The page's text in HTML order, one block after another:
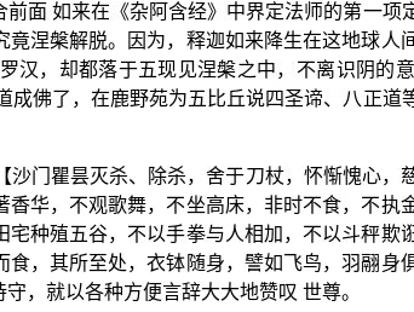
面 如来在《杂阿含经》中界定法师的第一项
涅槃解脱。因为，释迦如来降生在这地球人
汉，却都落于五现见涅槃之中，不离识阴的
佛了，在鹿野苑为五比丘说四圣谛、八正道
门瞿昙灭杀、除杀，舍于刀杖，怀惭愧心，
华，不观歌舞，不坐高床，非时不食，不执
种殖五谷，不以手拳与人相加，不以斗秤欺
，其所至处，衣钵随身，譬如飞鸟，羽翮身
，就以各种方便言辞大大地赞叹 世尊。